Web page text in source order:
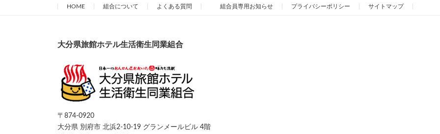
HOME 組合について よくある質問 組合員専用お知らせ プライバシーポリシー サイトマップ
大分県旅館ホテル生活衛生同業組合
〒874-0920
大分県 別府市 北浜2-10-19 グランメールビル 4階